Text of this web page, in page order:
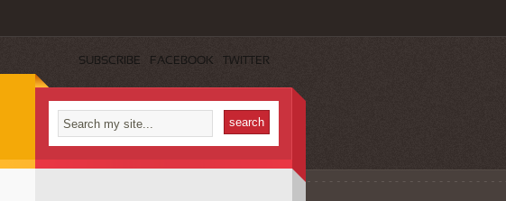
SUBSCRIBE FACEBOOK TWITTER